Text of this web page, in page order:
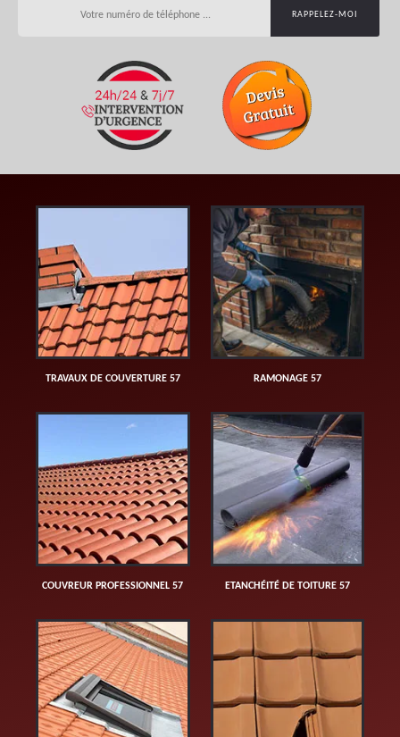
TRAVAUX DE COUVERTURE 57 RAMONAGE 57
COUVREUR PROFESSIONNEL 57 ETANCHÉITÉ DE TOITURE 57